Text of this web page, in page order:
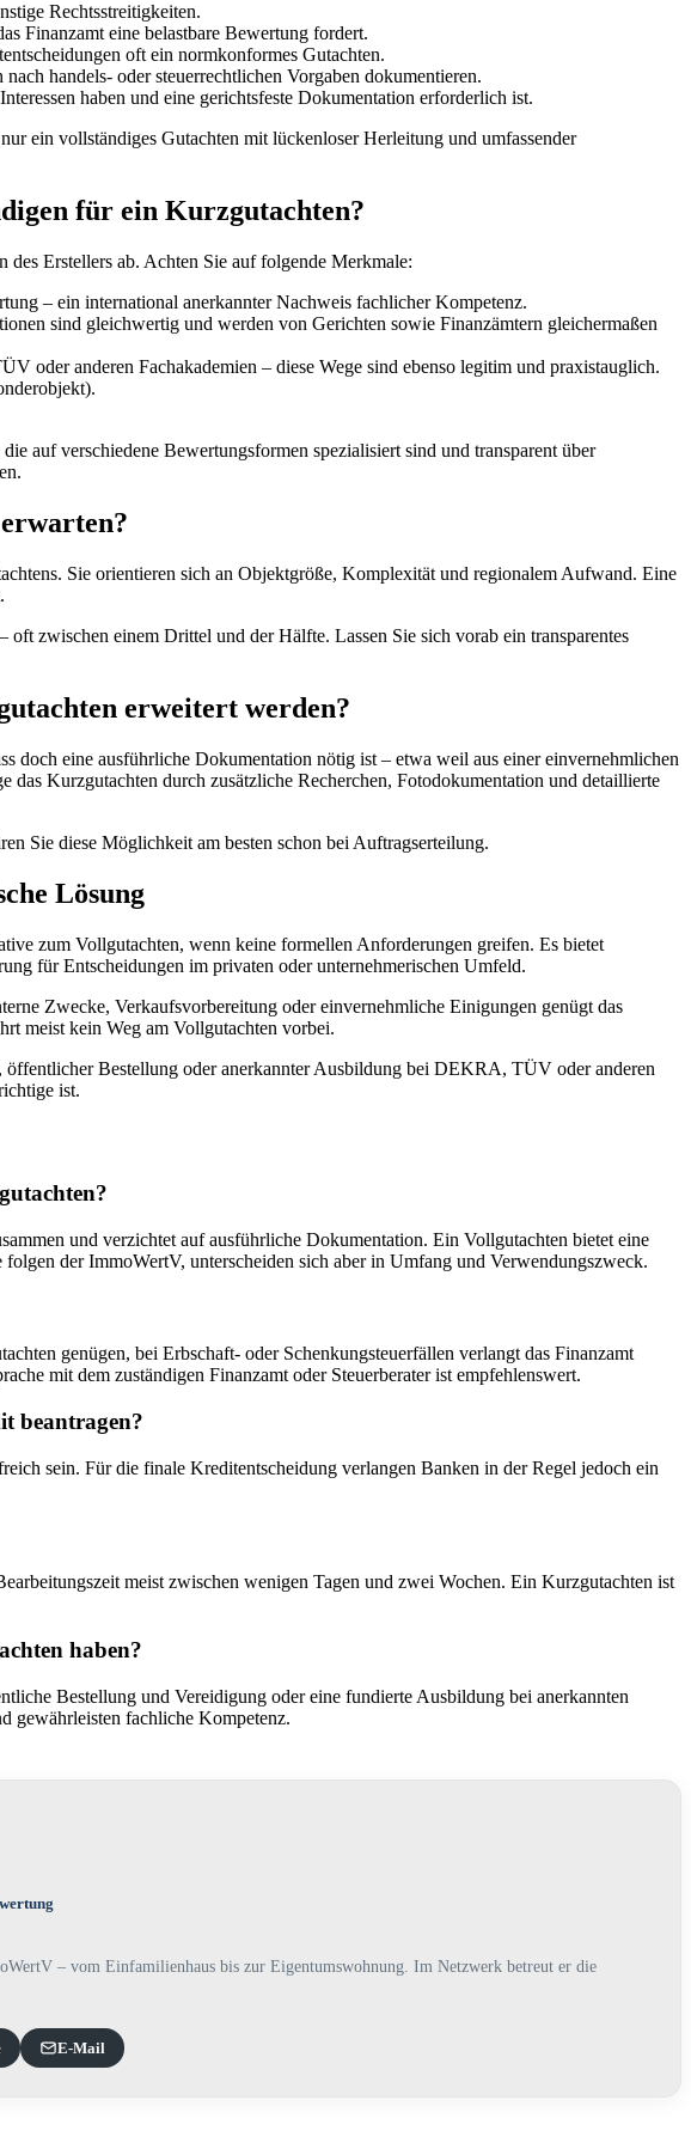
Rechtsstreitigkeiten.
Finanzamt eine belastbare Bewertung fordert.
oft ein normkonformes Gutachten.
handels- oder steuerrechtlichen Vorgaben dokumentieren.
haben und eine gerichtsfeste Dokumentation erforderlich ist.
ein vollständiges Gutachten mit lückenloser Herleitung und umfassender
für ein Kurzgutachten?
Erstellers ab. Achten Sie auf folgende Merkmale:
– ein international anerkannter Nachweis fachlicher Kompetenz.
sind gleichwertig und werden von Gerichten sowie Finanzämtern gleichermaßen
oder anderen Fachakademien – diese Wege sind ebenso legitim und praxistauglich.
auf verschiedene Bewertungsformen spezialisiert sind und transparent über
Sie orientieren sich an Objektgröße, Komplexität und regionalem Aufwand. Eine
zwischen einem Drittel und der Hälfte. Lassen Sie sich vorab ein transparentes
erweitert werden?
doch eine ausführliche Dokumentation nötig ist – etwa weil aus einer einvernehmlichen
Kurzgutachten durch zusätzliche Recherchen, Fotodokumentation und detaillierte
Sie diese Möglichkeit am besten schon bei Auftragserteilung.
Lösung
zum Vollgutachten, wenn keine formellen Anforderungen greifen. Es bietet
für Entscheidungen im privaten oder unternehmerischen Umfeld.
Zwecke, Verkaufsvorbereitung oder einvernehmliche Einigungen genügt das
meist kein Weg am Vollgutachten vorbei.
Bestellung oder anerkannter Ausbildung bei DEKRA, TÜV oder anderen
ist.
und verzichtet auf ausführliche Dokumentation. Ein Vollgutachten bietet eine
der ImmoWertV, unterscheiden sich aber in Umfang und Verwendungszweck.
genügen, bei Erbschaft- oder Schenkungsteuerfällen verlangt das Finanzamt
mit dem zuständigen Finanzamt oder Steuerberater ist empfehlenswert.
beantragen?
sein. Für die finale Kreditentscheidung verlangen Banken in der Regel jedoch ein
meist zwischen wenigen Tagen und zwei Wochen. Ein Kurzgutachten ist
haben?
Bestellung und Vereidigung oder eine fundierte Ausbildung bei anerkannten
gewährleisten fachliche Kompetenz.
– vom Einfamilienhaus bis zur Eigentumswohnung. Im Netzwerk betreut er die
E-Mail